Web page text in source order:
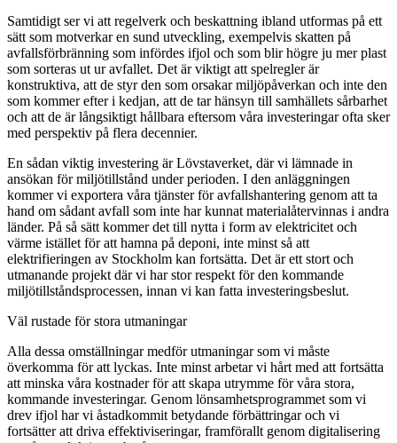
Samtidigt ser vi att regelverk och beskattning ibland utformas på ett
sätt som motverkar en sund utveckling, exempelvis skatten på
avfallsförbränning som infördes ifjol och som blir högre ju mer plast
som sorteras ut ur avfallet. Det är viktigt att spelregler är
konstruktiva, att de styr den som orsakar miljöpåverkan och inte den
som kommer efter i kedjan, att de tar hänsyn till samhällets sårbarhet
och att de är långsiktigt hållbara eftersom våra investeringar ofta sker
med perspektiv på flera decennier.
En sådan viktig investering är Lövstaverket, där vi lämnade in
ansökan för miljötillstånd under perioden. I den anläggningen
kommer vi exportera våra tjänster för avfallshantering genom att ta
hand om sådant avfall som inte har kunnat materialåtervinnas i andra
länder. På så sätt kommer det till nytta i form av elektricitet och
värme istället för att hamna på deponi, inte minst så att
elektrifieringen av Stockholm kan fortsätta. Det är ett stort och
utmanande projekt där vi har stor respekt för den kommande
miljötillståndsprocessen, innan vi kan fatta investeringsbeslut.
Väl rustade för stora utmaningar
Alla dessa omställningar medför utmaningar som vi måste
överkomma för att lyckas. Inte minst arbetar vi hårt med att fortsätta
att minska våra kostnader för att skapa utrymme för våra stora,
kommande investeringar. Genom lönsamhetsprogrammet som vi
drev ifjol har vi åstadkommit betydande förbättringar och vi
fortsätter att driva effektiviseringar, framförallt genom digitalisering